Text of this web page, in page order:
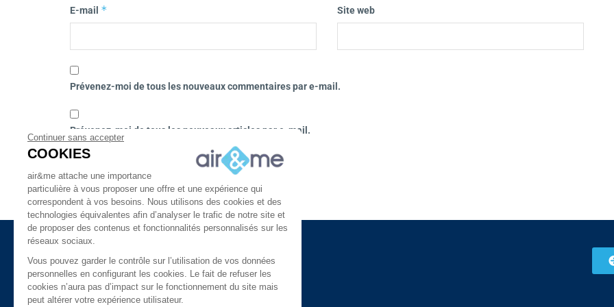
E-mail * Site web
Prévenez-moi de tous les nouveaux commentaires par e-mail.
Prévenez-moi de tous les nouveaux articles par e-mail.
Actualité du traitement de l’air intérieur : humidité,
pollution, aromathérapie, solutions de déshumidification
et de purification de l’air, chauffage, ventilation,
capteurs connectés.
Continuer sans accepter
COOKIES
air&me attache une importance
particulière à vous proposer une offre et une expérience qui
correspondent à vos besoins. Nous utilisons des cookies et des
technologies équivalentes afin d’analyser le trafic de notre site et
de proposer des contenus et fonctionnalités personnalisés sur les
réseaux sociaux.
Vous pouvez garder le contrôle sur l’utilisation de vos données
personnelles en configurant les cookies. Le fait de refuser les
cookies n’aura pas d’impact sur le fonctionnement du site mais
peut altérer votre expérience utilisateur.